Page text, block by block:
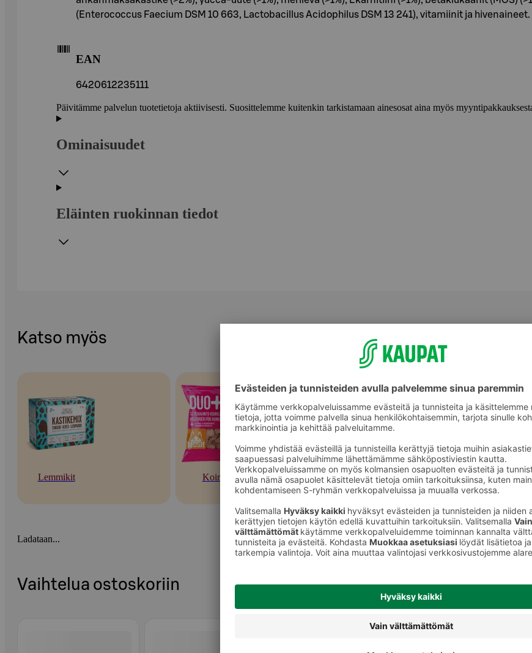
(Enterococcus Faecium DSM 10 663, Lactobacillus Acidophilus DSM 13 241), vitamiinit ja hivenaineet.
EAN
6420612235111
Päivitämme palvelun tuotetietoja aktiivisesti. Suosittelemme kuitenkin tarkistamaan ainesosat aina myös
Ominaisuudet
Eläinten ruokinnan tiedot
Katso myös
Lemmikit Koirat Koiran kuivaruoka
Ladataan...
Vaihtelua ostoskoriin